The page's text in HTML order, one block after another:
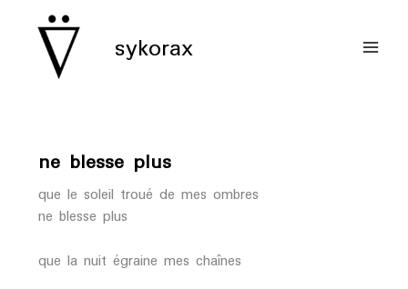
contenu sykorax
ne blesse plus
que le soleil troué de mes ombres
ne blesse plus
que la nuit égraine mes chaînes